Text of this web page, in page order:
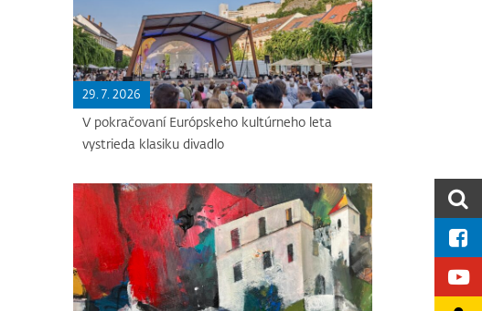
29. 7. 2026
V pokračovaní Európskeho kultúrneho leta
vystrieda klasiku divadlo